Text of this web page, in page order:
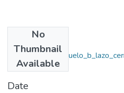
No
Thumbnail
Available
(1.32 MB)
Date